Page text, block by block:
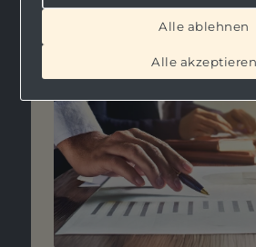
Alle ablehnen
Alle akzeptieren